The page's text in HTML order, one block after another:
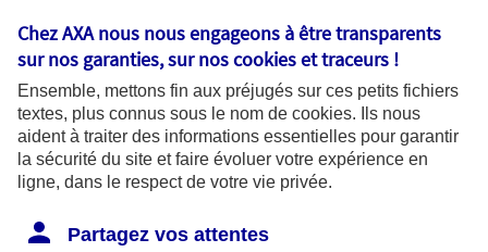
Coordonnées de l'Autorité de contrôle
prudentiel et de résolution (ACPR) : - 4
Place de Budapest - CS 92459 - 75436
Paris Cedex 09. Le détail des procédures de
recours et de réclamation et les
disponibles sur le site axa.fr.
Chez AXA nous nous engageons à être transparents
sur nos garanties, sur noscookies et traceurs !
Ensemble, mettons fin aux préjugés sur ces petits fichiers
textes, plus connus sous le nom de cookies. Ils nous
aident à traiter des informations essentielles pour garantir
la sécurité du site et faire évoluer votre expérience en
ligne, dans le respect de votre vie privée.
Partagez vos attentes